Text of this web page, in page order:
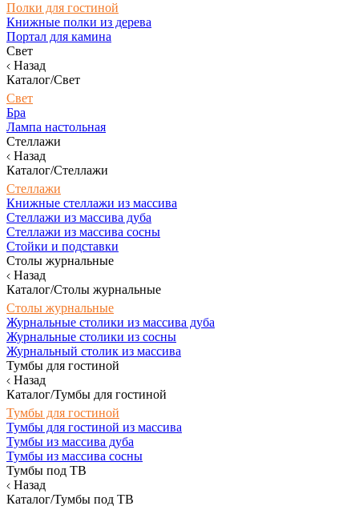
Полки для гостиной
Книжные полки из дерева
Портал для камина
Свет
Назад
Каталог/Свет
Свет
Бра
Лампа настольная
Стеллажи
Назад
Каталог/Стеллажи
Стеллажи
Книжные стеллажи из массива
Стеллажи из массива дуба
Стеллажи из массива сосны
Стойки и подставки
Столы журнальные
Назад
Каталог/Столы журнальные
Столы журнальные
Журнальные столики из массива дуба
Журнальные столики из сосны
Журнальный столик из массива
Тумбы для гостиной
Назад
Каталог/Тумбы для гостиной
Тумбы для гостиной
Тумбы для гостиной из массива
Тумбы из массива дуба
Тумбы из массива сосны
Тумбы под ТВ
Назад
Каталог/Тумбы под ТВ